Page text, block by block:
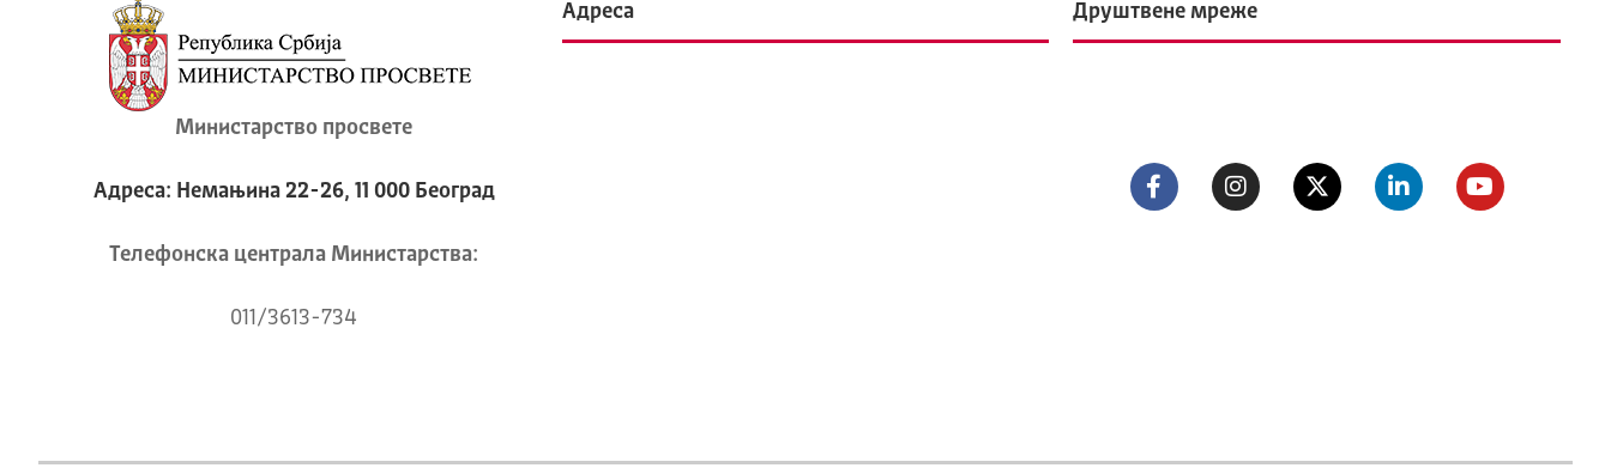
Министарство просвете
Адреса: Немањина 22-26, 11 000 Београд
Телeфонска централа Mинистарства:
011/3613-734
Адреса Друштвене мреже